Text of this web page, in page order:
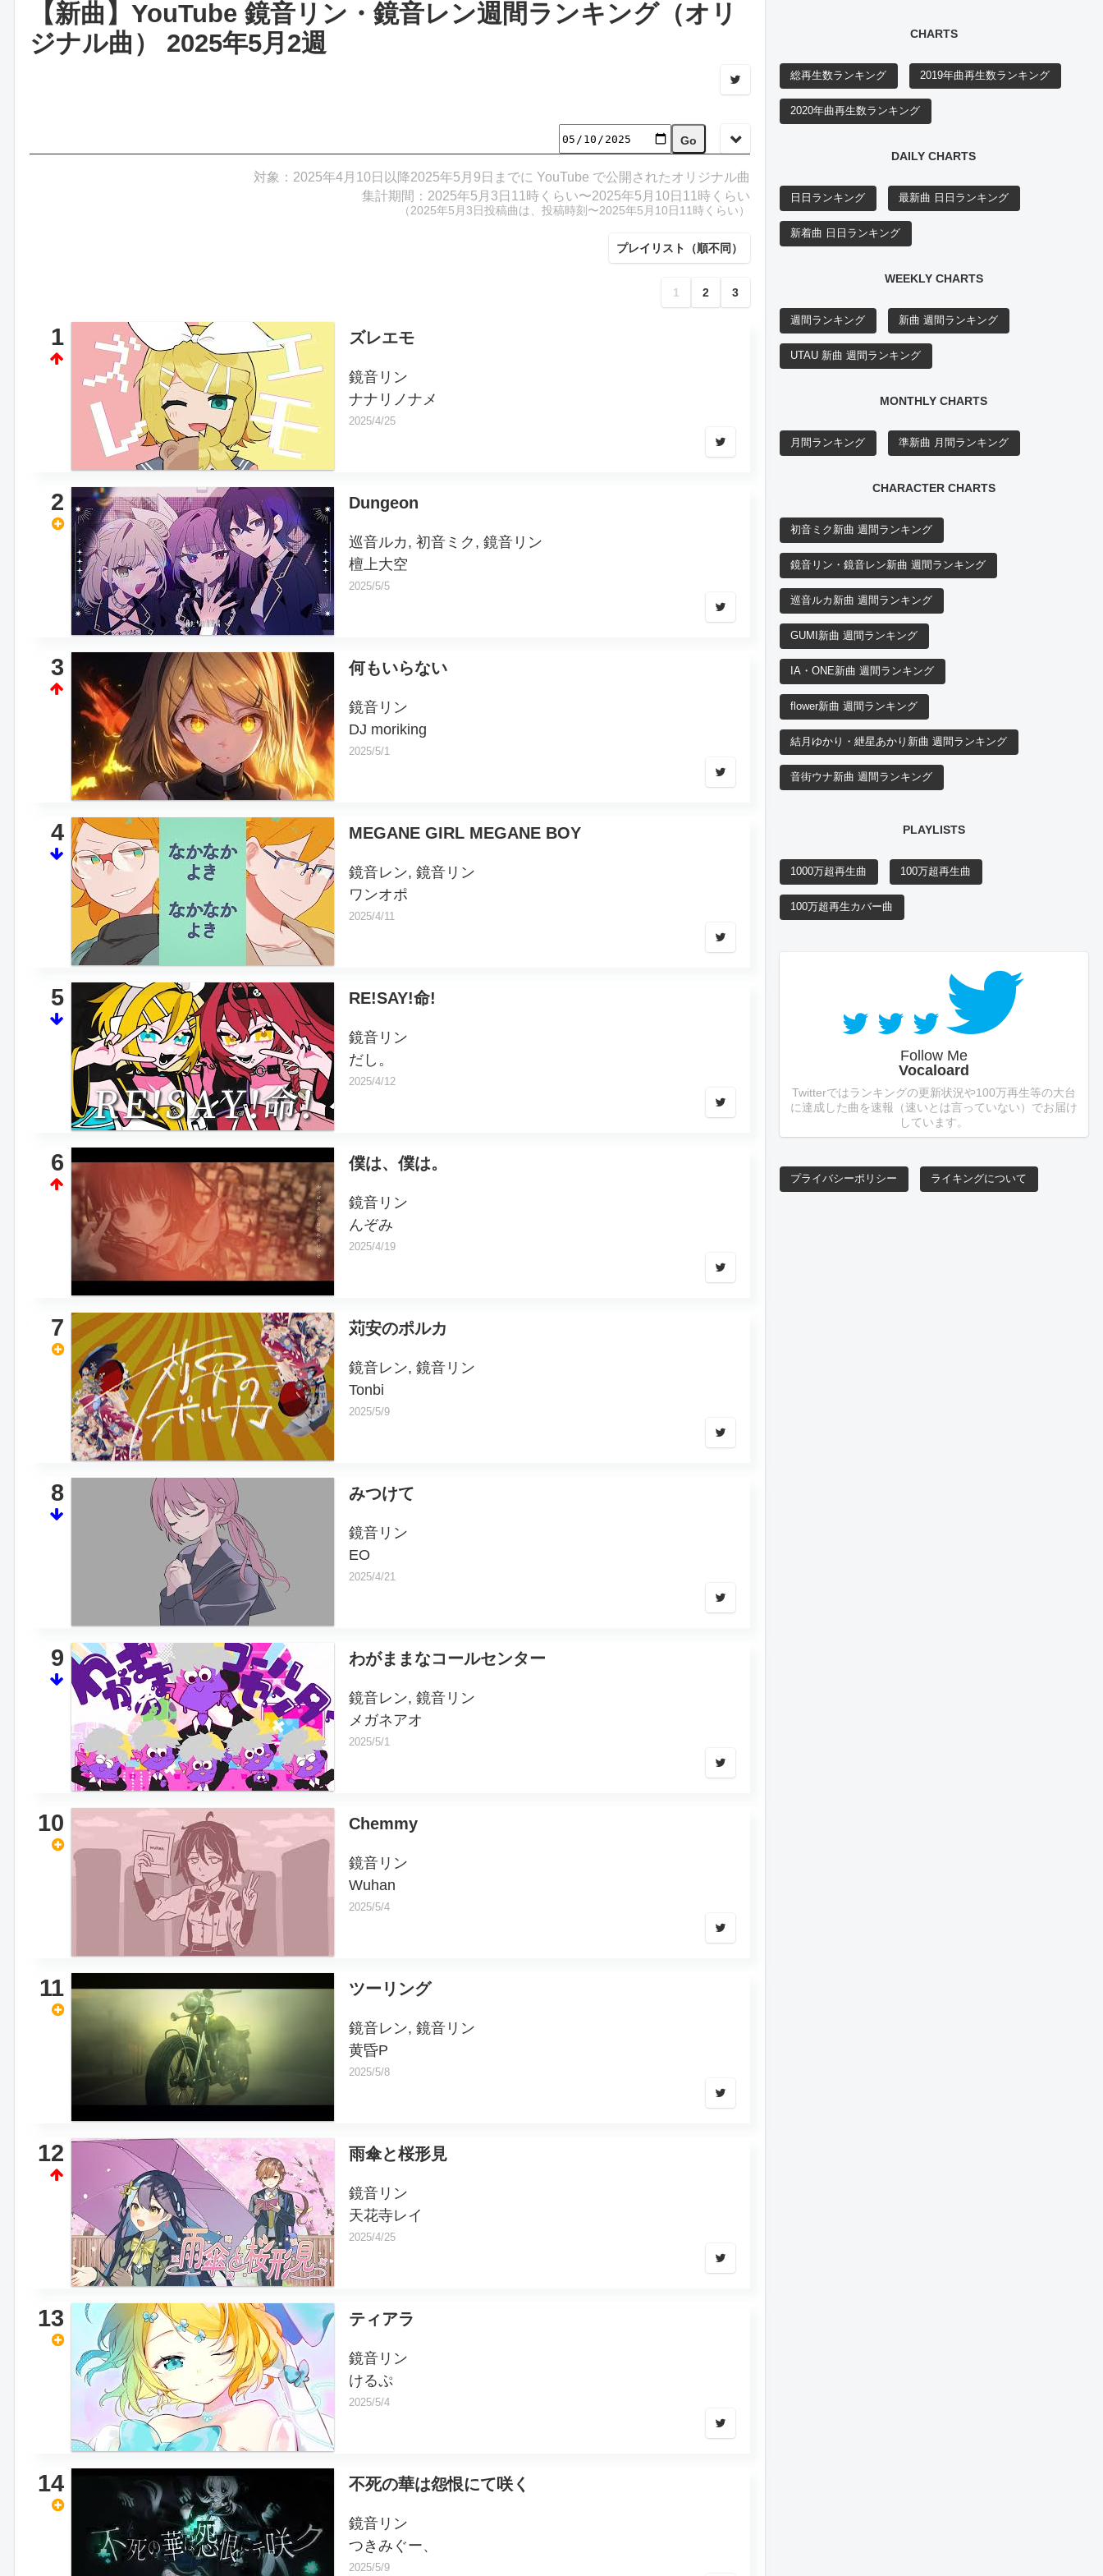
【新曲】YouTube 鏡音リン・鏡音レン週間ランキング（オリ
ジナル曲） 2025年5月2週
対象：2025年4月10日以降2025年5月9日までに YouTube で公開されたオリジナル曲
集計期間：2025年5月3日11時くらい〜2025年5月10日11時くらい
（2025年5月3日投稿曲は、投稿時刻〜2025年5月10日11時くらい）
プレイリスト（順不同）
1 2 3
1 ズレエモ
鏡音リン
ナナリノナメ
2025/4/25
2 Dungeon
巡音ルカ, 初音ミク, 鏡音リン
檀上大空
2025/5/5
3 何もいらない
鏡音リン
DJ moriking
2025/5/1
4 MEGANE GIRL MEGANE BOY
鏡音レン, 鏡音リン
ワンオポ
2025/4/11
5 RE!SAY!命!
鏡音リン
だし。
2025/4/12
6 僕は、僕は。
鏡音リン
んぞみ
2025/4/19
7 苅安のポルカ
鏡音レン, 鏡音リン
Tonbi
2025/5/9
8 みつけて
鏡音リン
EO
2025/4/21
9 わがままなコールセンター
鏡音レン, 鏡音リン
メガネアオ
2025/5/1
10 Chemmy
鏡音リン
Wuhan
2025/5/4
11 ツーリング
鏡音レン, 鏡音リン
黄昏P
2025/5/8
12 雨傘と桜形見
鏡音リン
天花寺レイ
2025/4/25
13 ティアラ
鏡音リン
けるぷ
2025/5/4
14 不死の華は怨恨にて咲く
鏡音リン
つきみぐー、
2025/5/9
CHARTS
総再生数ランキング 2019年曲再生数ランキング
2020年曲再生数ランキング
DAILY CHARTS
日日ランキング 最新曲 日日ランキング
新着曲 日日ランキング
WEEKLY CHARTS
週間ランキング 新曲 週間ランキング
UTAU 新曲 週間ランキング
MONTHLY CHARTS
月間ランキング 準新曲 月間ランキング
CHARACTER CHARTS
初音ミク新曲 週間ランキング
鏡音リン・鏡音レン新曲 週間ランキング
巡音ルカ新曲 週間ランキング
GUMI新曲 週間ランキング
IA・ONE新曲 週間ランキング
flower新曲 週間ランキング
結月ゆかり・紲星あかり新曲 週間ランキング
音街ウナ新曲 週間ランキング
PLAYLISTS
1000万超再生曲 100万超再生曲
100万超再生カバー曲
Follow Me
Vocaloard
Twitterではランキングの更新状況や100万再生等の大台
に達成した曲を速報（速いとは言っていない）でお届け
しています。
プライバシーポリシー ライキングについて